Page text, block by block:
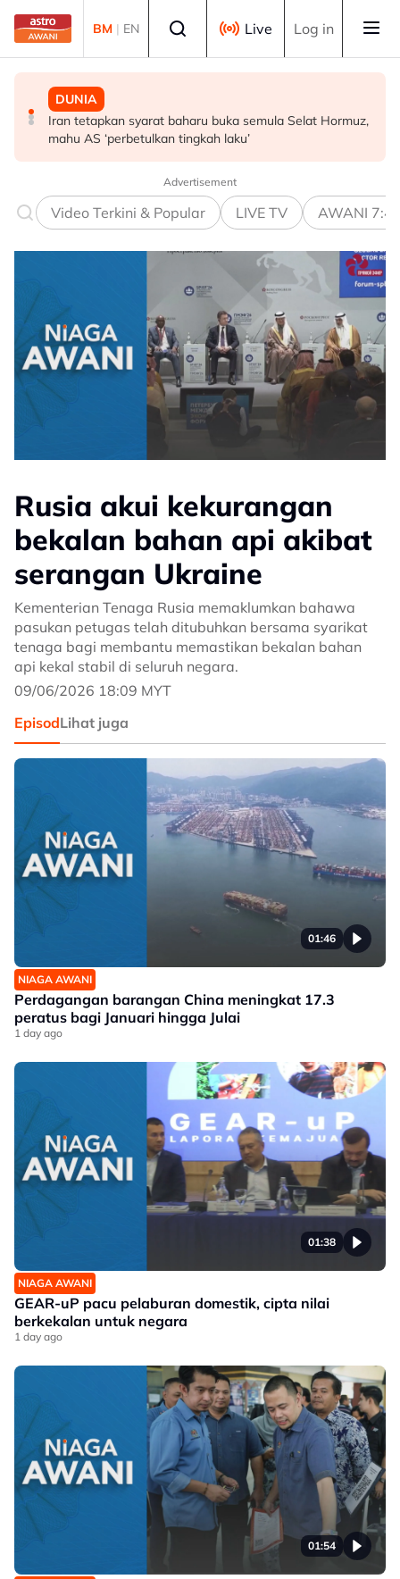
Skip to main content
BM | EN Live Log in
DUNIA
Iran tetapkan syarat baharu buka semula Selat Hormuz,
mahu AS ‘perbetulkan tingkah laku’
DUNIA
Bapa Lionel Messi meninggal dunia pada usia 68 tahun
MALAYSIA
Video tular aksi bahaya: Polis kesan pemandu,
penumpang Perodua Alza
Advertisement
Video Terkini & Popular LIVE TV AWANI
Rusia akui kekurangan
bekalan bahan api akibat
serangan Ukraine
Kementerian Tenaga Rusia memaklumkan bahawa
pasukan petugas telah ditubuhkan bersama syarikat
tenaga bagi membantu memastikan bekalan bahan
api kekal stabil di seluruh negara.
09/06/2026 18:09 MYT
EpisodLihat juga
01:46
NIAGA AWANI
Perdagangan barangan China meningkat 17.3
peratus bagi Januari hingga Julai
1 day ago
01:38
NIAGA AWANI
GEAR-uP pacu pelaburan domestik, cipta nilai
berkekalan untuk negara
1 day ago
01:54